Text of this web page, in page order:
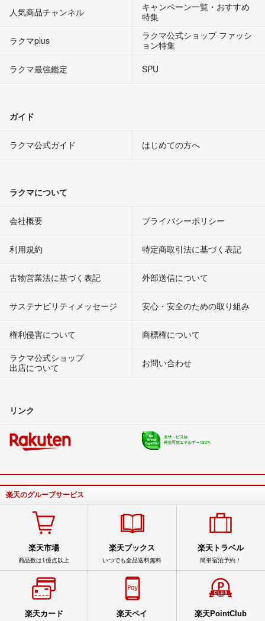
人気商品チャンネル
キャンペーン一覧・おすすめ
特集
ラクマplus
ラクマ公式ショップ ファッシ
ョン特集
ラクマ最強鑑定
SPU
ガイド
ラクマ公式ガイド はじめての方へ
ラクマについて
会社概要 プライバシーポリシー
利用規約 特定商取引法に基づく表記
古物営業法に基づく表記 外部送信について
サステナビリティメッセージ 安心・安全のための取り組み
権利侵害について
商標権について
ラクマ公式ショップ
出店について
お問い合わせ
リンク
楽天のグループサービス
楽天市場
商品数は1億点以上
楽天ブックス
いつでも全品送料無料
楽天トラベル
簡単宿泊予約！
楽天カード 楽天ペイ 楽天PointClub